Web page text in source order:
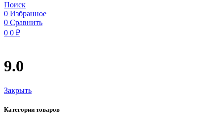
Поиск
0 Избранное
0 Сравнить
0 0 ₽
9.0
Закрыть
Категории товаров